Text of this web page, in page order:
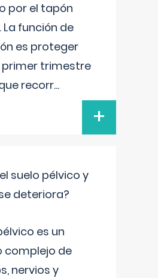
por el tapón
función de
es proteger
primer trimestre
recorr...
+
suelo pélvico y
deteriora?
es un
complejo de
nervios y